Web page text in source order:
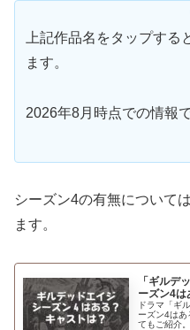
上記作品名をタップす
ます。
2026年8月時点での情報で
シーズン4の有無については
ます。
「ギルデ
ーズン4は
ドラマ「ギ
ーズン4は
てもご紹介。